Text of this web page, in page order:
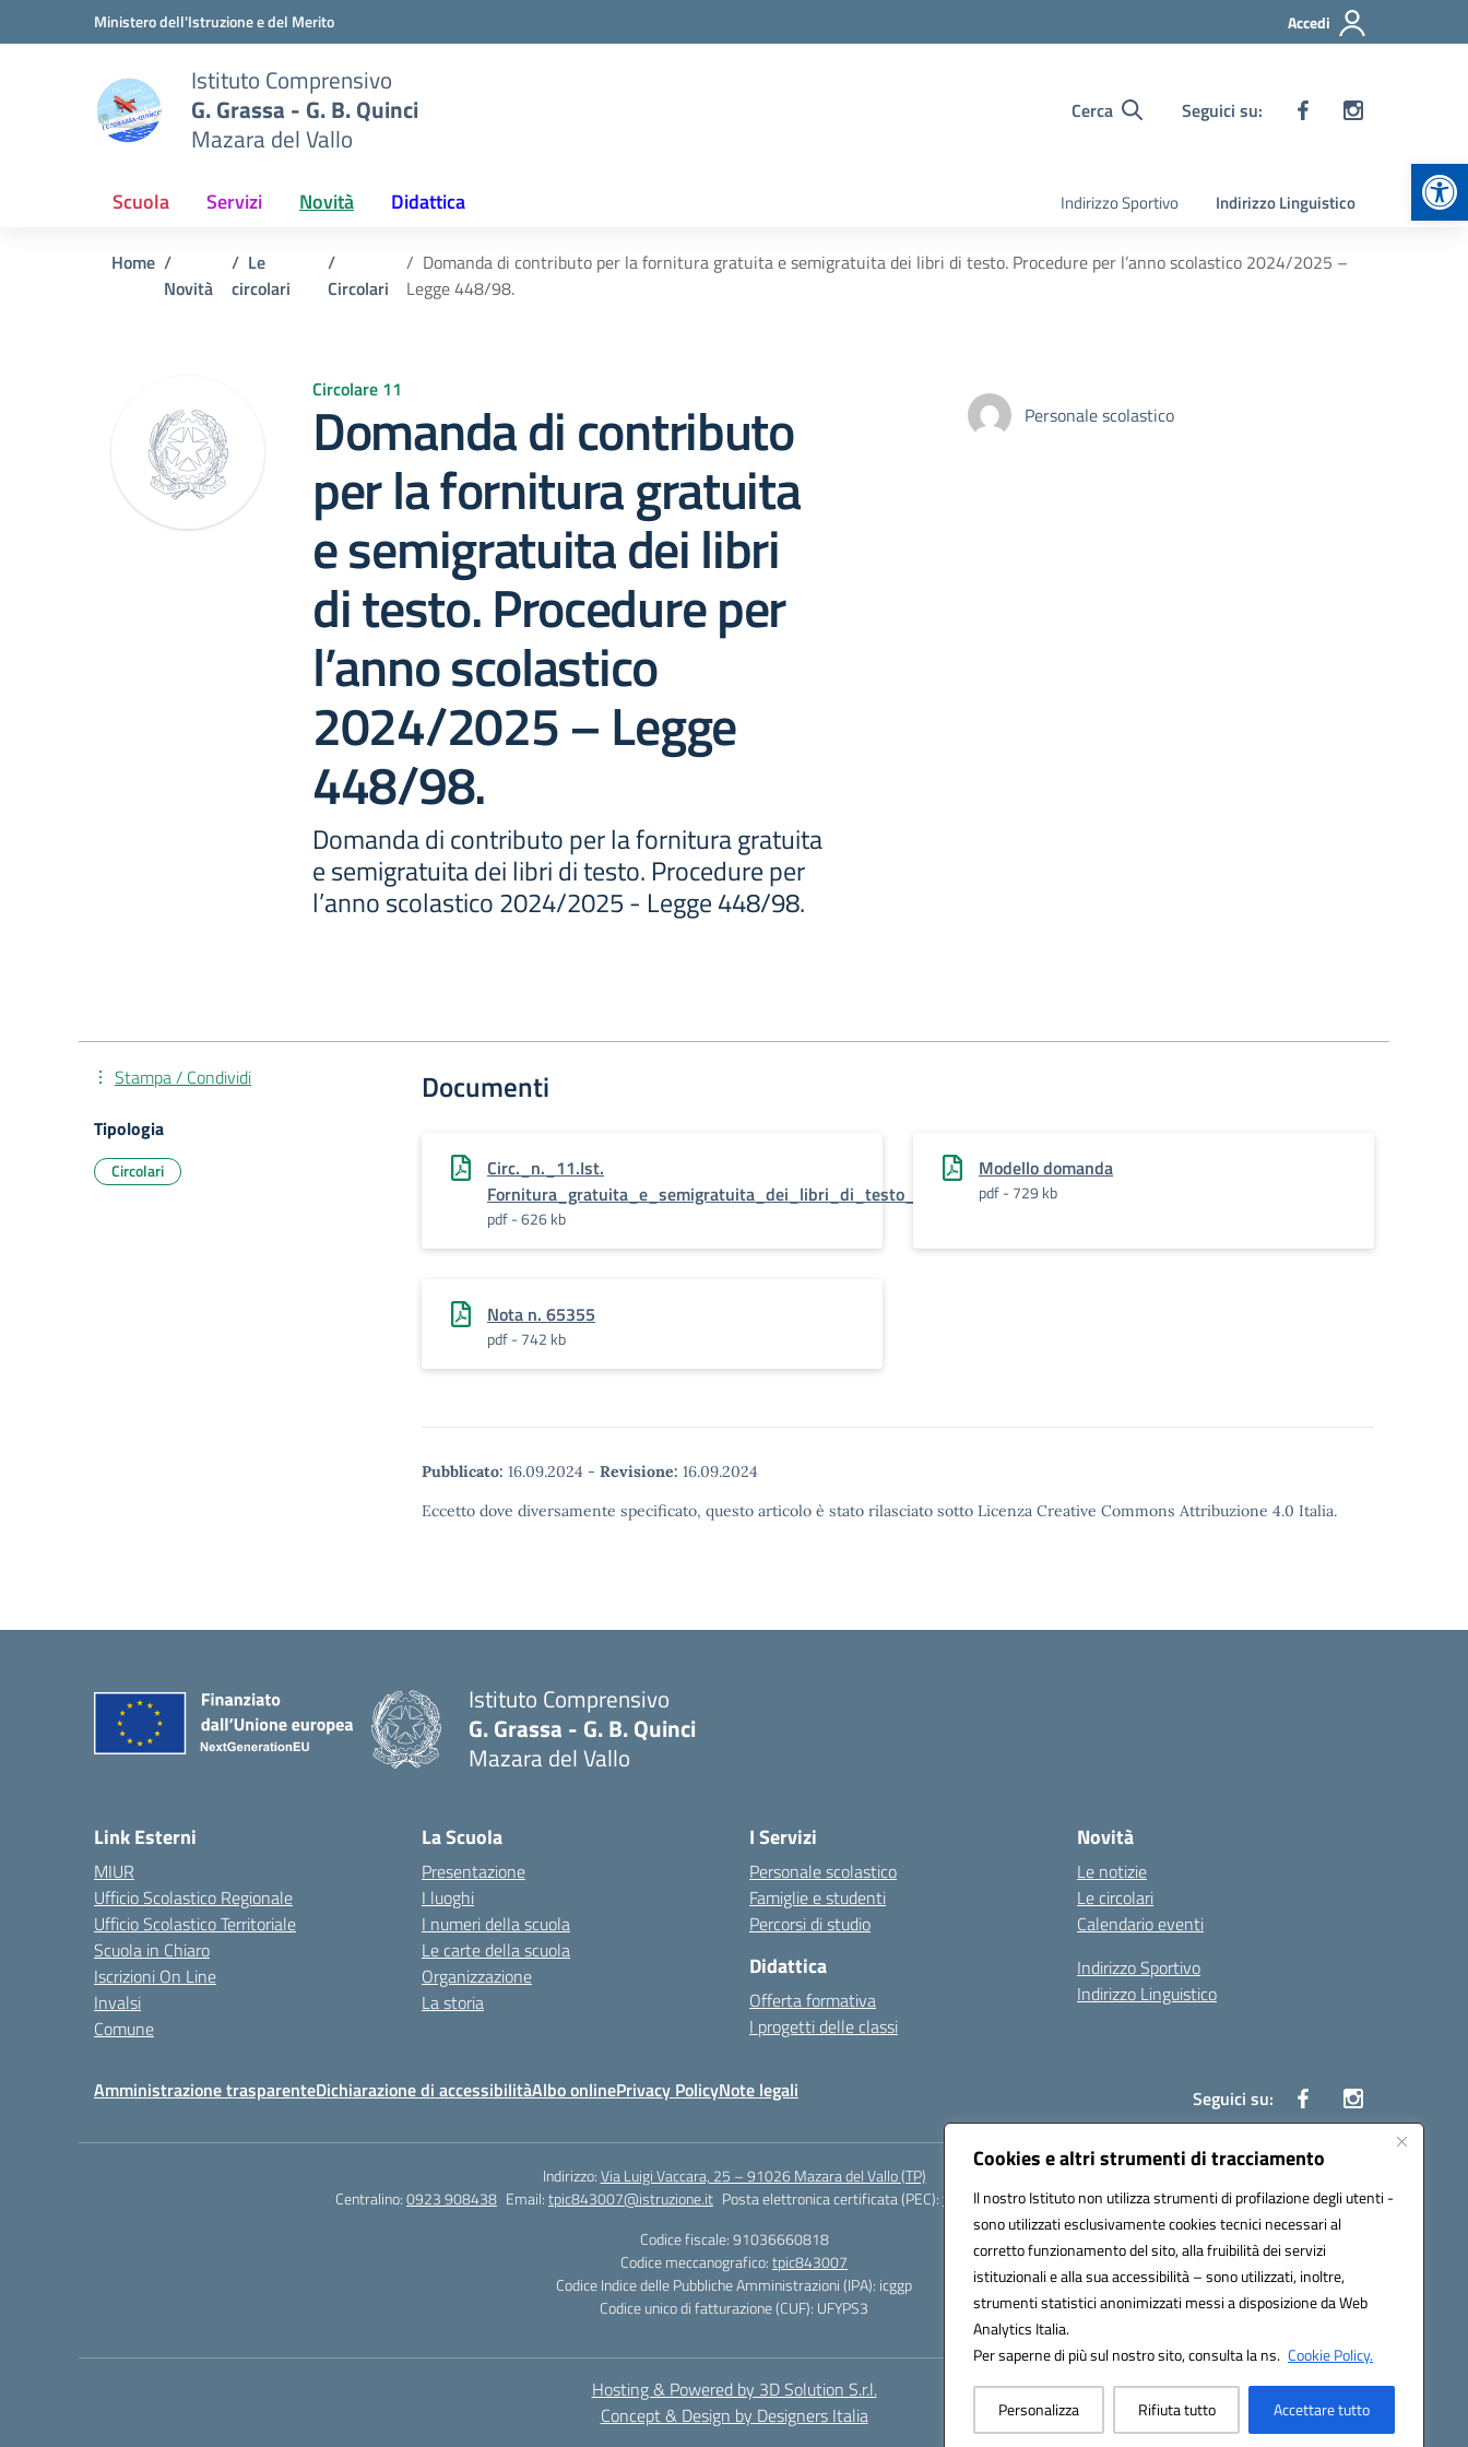
Cookies e altri strumenti di tracciamento
Il nostro Istituto non utilizza strumenti di profilazione degli utenti -
sono utilizzati esclusivamente cookies tecnici necessari al
corretto funzionamento del sito, alla fruibilità dei servizi
istituzionali e alla sua accessibilità – sono utilizzati, inoltre,
strumenti statistici anonimizzati messi a disposizione da Web
Analytics Italia.
Per saperne di più sul nostro sito, consulta la ns. Cookie Policy.
Personalizza Rifiuta tutto Accettare tutto
Vai ai contenuti
Vai al menu di navigazioneMinistero dell'Istruzione e del Merito Accedi
Istituto Comprensivo
G. Grassa - G. B. Quinci
Mazara del Vallo
Cerca Seguici su:
Scuola Servizi Novità Didattica Indirizzo Sportivo Indirizzo Linguistico
Home
Novità
Le
circolari
Circolari
Domanda di contributo per la fornitura gratuita e semigratuita dei libri di testo. Procedure per l’anno scolastico 2024/2025 –
Legge 448/98.
Circolare 11
Domanda di contributo
per la fornitura gratuita
e semigratuita dei libri
di testo. Procedure per
l’anno scolastico
2024/2025 – Legge
448/98.
Domanda di contributo per la fornitura gratuita
e semigratuita dei libri di testo. Procedure per
l’anno scolastico 2024/2025 - Legge 448/98.
Personale scolastico
Documenti
Circ._n._11.Ist.
Fornitura_gratuita_e_semigratuita_dei_libri_di_testo_a.s._2024.25
pdf - 626 kb
Modello domanda
pdf - 729 kb
Nota n. 65355
pdf - 742 kb
Pubblicato: 16.09.2024 - Revisione: 16.09.2024
Eccetto dove diversamente specificato, questo articolo è stato rilasciato sotto Licenza Creative Commons Attribuzione 4.0 Italia.
Stampa / Condividi
Tipologia
Circolari
Istituto Comprensivo
G. Grassa - G. B. Quinci
Mazara del Vallo
Link Esterni
MIUR
Ufficio Scolastico Regionale
Ufficio Scolastico Territoriale
Scuola in Chiaro
Iscrizioni On Line
Invalsi
Comune
La Scuola
Presentazione
I luoghi
I numeri della scuola
Le carte della scuola
Organizzazione
La storia
I Servizi
Personale scolastico
Famiglie e studenti
Percorsi di studio
Didattica
Offerta formativa
I progetti delle classi
Novità
Le notizie
Le circolari
Calendario eventi
Indirizzo Sportivo
Indirizzo Linguistico
Amministrazione trasparenteDichiarazione di accessibilitàAlbo onlinePrivacy PolicyNote legali Seguici su:
Indirizzo:Via Luigi Vaccara, 25 – 91026 Mazara del Vallo (TP)
Centralino:0923 908438 Email:tpic843007@istruzione.it Posta elettronica certificata (PEC):tpic843007@pec.istruzione.it
Codice fiscale: 91036660818
Codice meccanografico:tpic843007
Codice Indice delle Pubbliche Amministrazioni (IPA): icggp
Codice unico di fatturazione (CUF): UFYPS3
Hosting & Powered by 3D Solution S.r.l.
Concept & Design by Designers Italia